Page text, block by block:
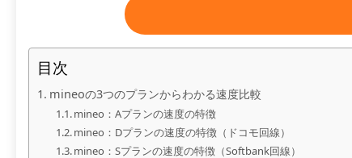
目次
mineoの3つのプランからわかる速度比較
mineo：Aプランの速度の特徴
mineo：Dプランの速度の特徴（ドコモ回線）
mineo：Sプランの速度の特徴（Softbank回線）